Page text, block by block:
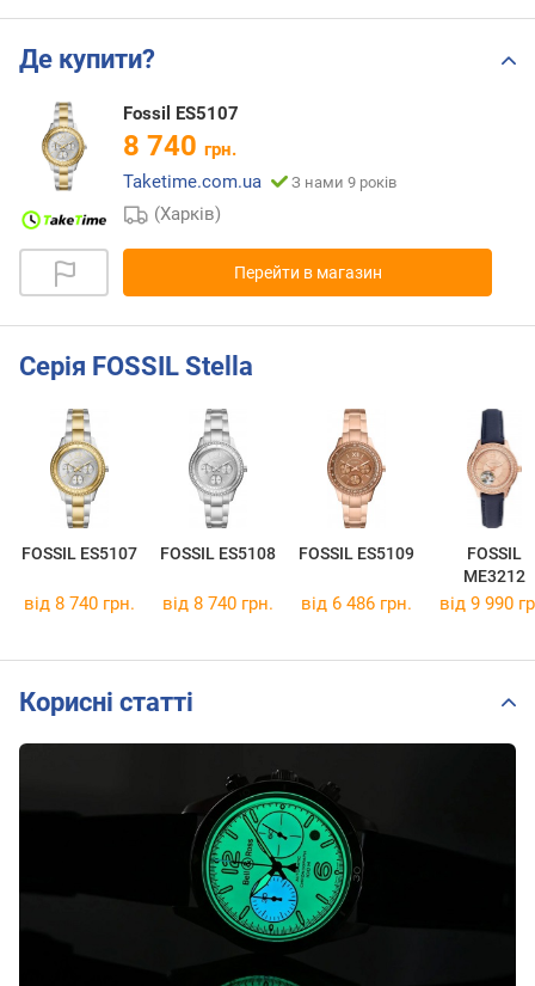
Де купити?
Fossil ES5107
8 740 грн.
Taketime.com.ua
З нами 9 років
(Харків)
Перейти в магазин
Серія FOSSIL Stella
FOSSIL ES5107 FOSSIL ES5108 FOSSIL ES5109
FOSSIL
ME3212
від 8 740 грн. від 8 740 грн. від 6 486 грн. від 9 990
Корисні статті